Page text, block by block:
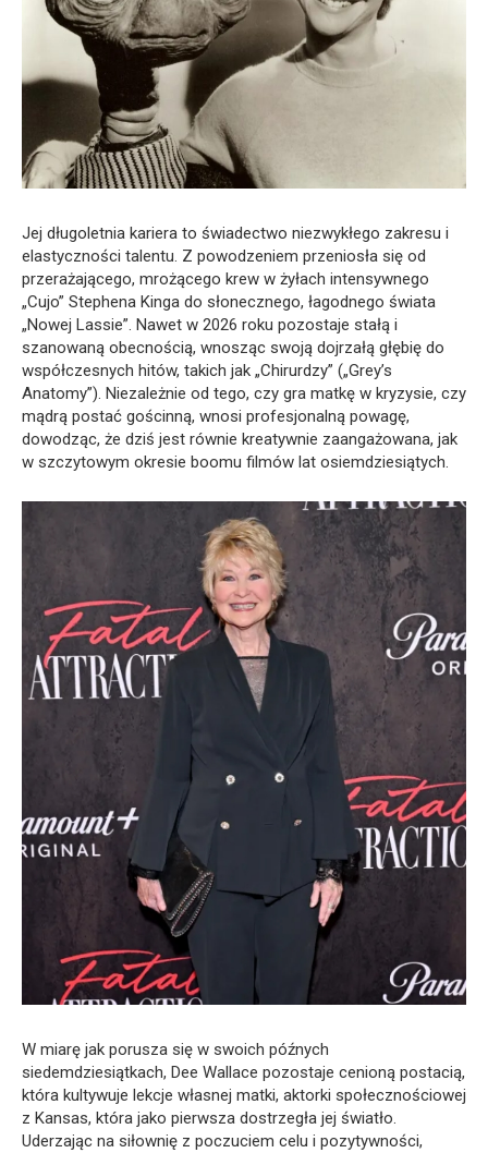
Jej długoletnia kariera to świadectwo niezwykłego zakresu i
elastyczności talentu. Z powodzeniem przeniosła się od
przerażającego, mrożącego krew w żyłach intensywnego
„Cujo” Stephena Kinga do słonecznego, łagodnego świata
„Nowej Lassie”. Nawet w 2026 roku pozostaje stałą i
szanowaną obecnością, wnosząc swoją dojrzałą głębię do
współczesnych hitów, takich jak „Chirurdzy” („Grey’s
Anatomy”). Niezależnie od tego, czy gra matkę w kryzysie, czy
mądrą postać gościnną, wnosi profesjonalną powagę,
dowodząc, że dziś jest równie kreatywnie zaangażowana, jak
w szczytowym okresie boomu filmów lat osiemdziesiątych.
W miarę jak porusza się w swoich późnych
siedemdziesiątkach, Dee Wallace pozostaje cenioną postacią,
która kultywuje lekcje własnej matki, aktorki społecznościowej
z Kansas, która jako pierwsza dostrzegła jej światło.
Uderzając na siłownię z poczuciem celu i pozytywności,